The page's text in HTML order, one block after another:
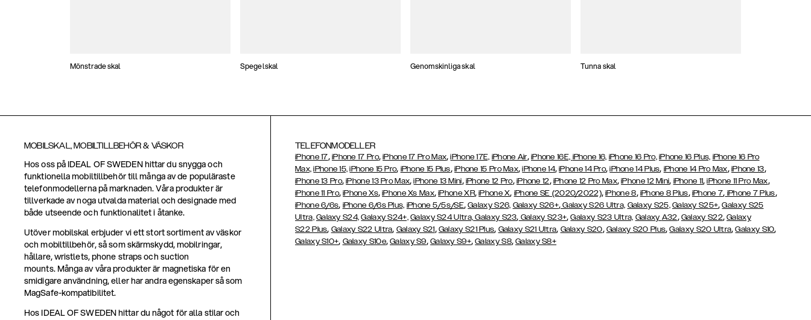
Mönstrade skal Spegelskal Genomskinliga skal Tunna skal
MOBILSKAL, MOBILTILLBEHÖR & VÄSKOR
Hos oss på IDEAL OF SWEDEN hittar du snygga och
funktionella mobiltillbehör till många av de populäraste
telefonmodellerna på marknaden. Våra produkter är
tillverkade av noga utvalda material och designade med
både utseende och funktionalitet i åtanke.
Utöver mobilskal erbjuder vi ett stort sortiment av väskor
och mobiltillbehör, så som skärmskydd, mobilringar,
hållare, wristlets, phone straps och suction
mounts. Många av våra produkter är magnetiska för en
smidigare användning, eller har andra egenskaper så som
MagSafe-kompatibilitet.
Hos IDEAL OF SWEDEN hittar du något för alla stilar och
TELEFONMODELLER
iPhone 17, iPhone 17 Pro,iPhone 17 Pro Max,iPhone 17E, iPhone Air, iPhone 16E, iPhone 16, iPhone 16 Pro, iPhone 16 Plus, iPhone 16 Pro
Max, iPhone 15, iPhone 15 Pro, iPhone 15 Plus, iPhone 15 Pro Max,iPhone 14,iPhone 14 Pro,iPhone 14 Plus, iPhone 14 Pro Max, iPhone 13,
iPhone 13 Pro,iPhone 13 Pro Max,iPhone 13 Mini, iPhone 12 Pro, iPhone 12, iPhone 12 Pro Max,iPhone 12 Mini, iPhone 11,iPhone 11 Pro Max,
iPhone 11 Pro,iPhone Xs,iPhone Xs Max,iPhone XR,iPhone X, iPhone SE (2020/2022),iPhone 8, iPhone 8 Plus, iPhone 7, iPhone 7 Plus,
iPhone 6/6s, iPhone 6/6s Plus, iPhone 5/5s/SE,Galaxy S26, Galaxy S26+,Galaxy S26 Ultra, Galaxy S25, Galaxy S25+,Galaxy S25
Ultra, Galaxy S24, Galaxy S24+, Galaxy S24 Ultra, Galaxy S23, Galaxy S23+,Galaxy S23 Ultra, Galaxy A32, Galaxy S22,Galaxy
S22 Plus, Galaxy S22 Ultra, Galaxy S21, Galaxy S21 Plus, Galaxy S21 Ultra, Galaxy S20, Galaxy S20 Plus,Galaxy S20 Ultra,Galaxy S10,
Galaxy S10+, Galaxy S10e,Galaxy S9, Galaxy S9+,Galaxy S8,Galaxy S8+